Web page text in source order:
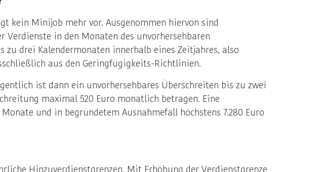
kein Minijob mehr vor. Ausgenommen hiervon sind
in den Monaten des unvorhersehbaren
drei Kalendermonaten innerhalb eines Zeitjahres, also
aus den Geringfügigkeits-Richtlinien.
ist dann ein unvorhersehbares Überschreiten bis zu zwei
maximal 520 Euro monatlich betragen. Eine
und in begründetem Ausnahmefall höchstens 7.280 Euro
Hinzuverdienstgrenzen. Mit Erhöhung der Verdienstgrenze